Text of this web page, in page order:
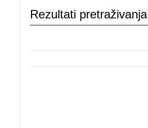
Rezultati pretraživanja